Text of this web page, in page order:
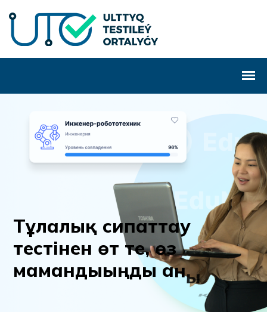
Тұлалық сипаттау
тестінен өт те, өз
мамандыыңды анықта